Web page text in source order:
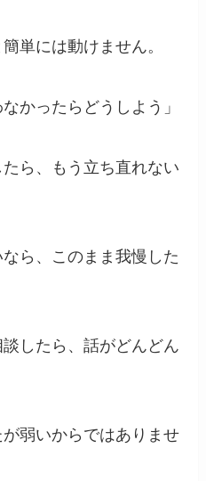
単には動けません。
かったらどうしよう」
たら、もう立ち直れない
なら、このまま我慢した
談したら、話がどんどん
弱いからではありませ